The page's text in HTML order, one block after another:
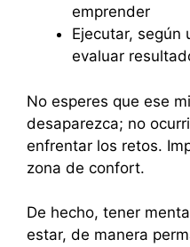
emprender
Ejecutar, según
evaluar
No esperes que ese
desaparezca; no
enfrentar los retos.
zona de confort.
De hecho, tener
estar, de manera